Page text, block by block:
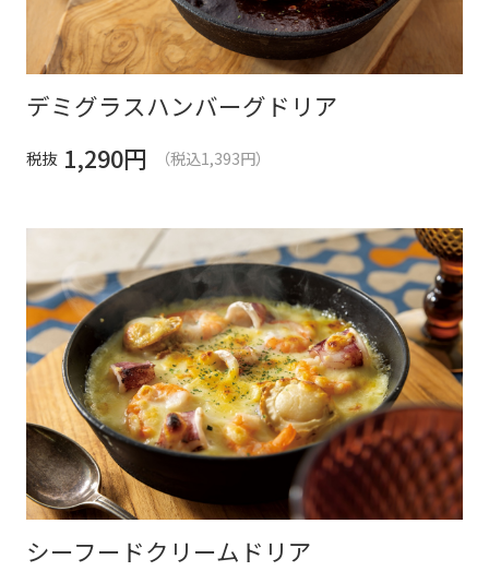
デミグラスハンバーグドリア
税抜 1,290円 （税込1,393円）
シーフードクリームドリア